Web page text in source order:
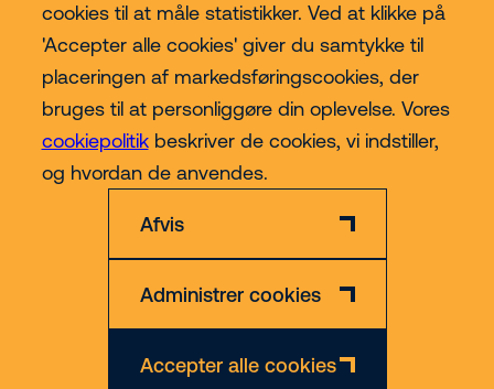
cookies til at måle statistikker. Ved at klikke på
'Accepter alle cookies' giver du samtykke til
placeringen af markedsføringscookies, der
bruges til at personliggøre din oplevelse. Vores
cookiepolitikbeskriver de cookies, vi indstiller,
og hvordan de anvendes.
Afvis
Administrer cookies
Accepter alle cookies
Lift kategorier
Contact
Mere
© 2026 Riwal - All rights reserved